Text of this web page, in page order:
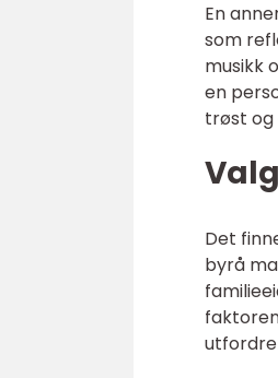
En
som
musikk
en
trøst og
Det
byrå